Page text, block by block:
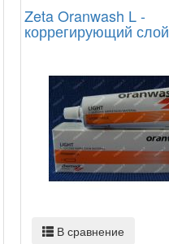
Zeta Oranwash L -
коррегирующий слой
В сравнение